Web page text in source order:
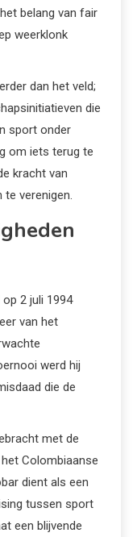
belang van fair
weerklonk
dan het veld;
die
sport onder
om iets terug te
kracht van
verenigen.
2 juli 1994
van het
werd hij
die de
met de
Colombiaanse
dient als een
tussen sport
een blijvende